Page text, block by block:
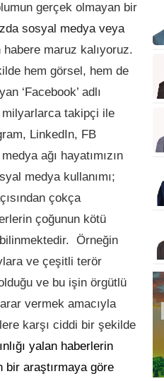
gerçek olmayan bir
sosyal medya veya
habere maruz kalıyoruz.
hem görsel, hem de
‘Facebook’ adlı
milyarlarca takipçi ile
LinkedIn, FB
ağı hayatımızın
medya kullanımı;
çokça
çoğunun kötü
bilinmektedir. Örneğin
ve çeşitli terör
ve bu işin örgütlü
vermek amacıyla
karşı ciddi bir şekilde
yalan haberlerin
bir araştırmaya göre